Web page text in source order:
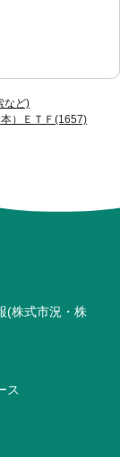
など)
）ＥＴＦ(1657)
(株式市況・株
ス